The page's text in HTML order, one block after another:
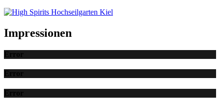
Impressionen
Error
Error
Error